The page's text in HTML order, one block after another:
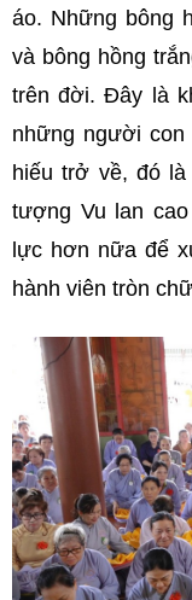
áo. Những bông
và bông hồng
trên đời. Đây là
những người
hiếu trở về, đó
tượng Vu lan
lực hơn nữa để
hành viên tròn